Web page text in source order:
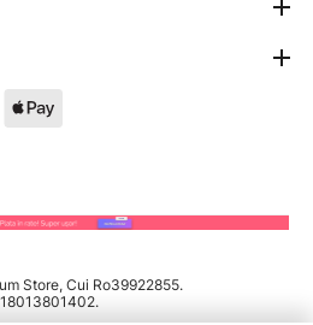
Store, Cui Ro39922855.